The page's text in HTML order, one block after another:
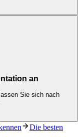
an
Sie sich nach
Die besten